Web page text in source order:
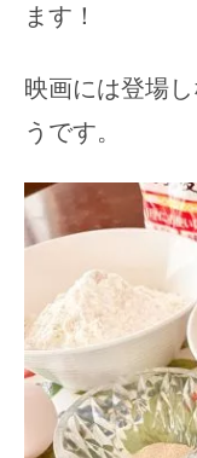
ます！
映画には登場
うです。